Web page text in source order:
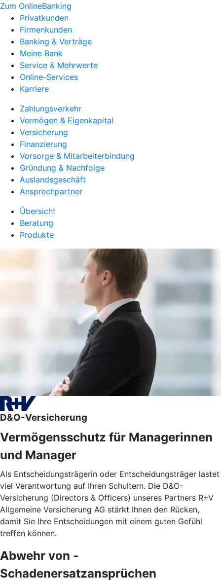
Zum OnlineBanking
Privatkunden
Firmenkunden
Banking & Verträge
Meine Bank
Service & Mehrwerte
Online-Services
Karriere
Zahlungsverkehr
Vermögen & Eigenkapital
Versicherung
Finanzierung
Vorsorge & Mitarbeiterbindung
Gründung & Nachfolge
Auslandsgeschäft
Ansprechpartner
Übersicht
Beratung
Produkte
D&O-Versicherung
Vermögensschutz für Managerinnen
und Manager
Als Entscheidungsträgerin oder Entscheidungsträger lastet
viel Verantwortung auf Ihren Schultern. Die D&O-
Versicherung (Directors & Officers) unseres Partners R+V
Allgemeine Versicherung AG stärkt Ihnen den Rücken,
damit Sie Ihre Entscheidungen mit einem guten Gefühl
treffen können.
Abwehr von ­
Schadenersatzansprüchen